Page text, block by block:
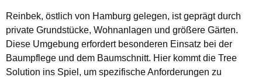
Reinbek, östlich von Hamburg gelegen, ist geprägt durch
private Grundstücke, Wohnanlagen und größere Gärten.
Diese Umgebung erfordert besonderen Einsatz bei der
Baumpflege und dem Baumschnitt. Hier kommt die Tree
Solution ins Spiel, um spezifische Anforderungen zu